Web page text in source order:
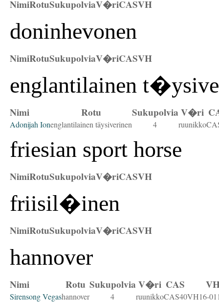
NimiRotuSukupolviaV�riCASVH
doninhevonen
NimiRotuSukupolviaV�riCASVH
englantilainen
Nimi Rotu Sukupolvia V�ri
Adonijah Ionenglantilainen täysiverinen 4 ruunikko
friesian sport horse
NimiRotuSukupolviaV�riCASVH
friisil�inen
NimiRotuSukupolviaV�riCASVH
hannover
Nimi Rotu Sukupolvia V�ri CAS
Sirensong Vegashannover 4 ruunikkoCAS40VH16-